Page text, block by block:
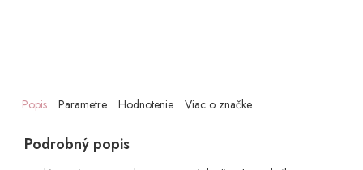
Popis Parametre Hodnotenie Viac o značke
Podrobný popis